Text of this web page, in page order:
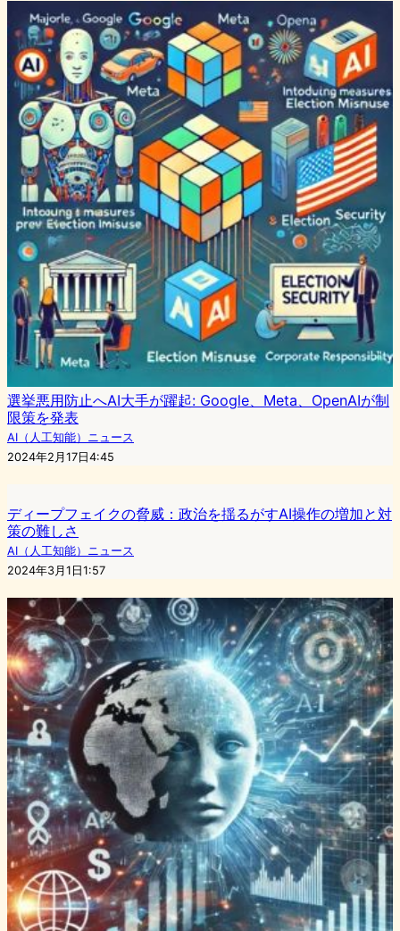
選挙悪用防止へAI大手が躍起: Google、Meta、OpenAIが制
限策を発表
AI（人工知能）ニュース
2024年2月17日4:45
ディープフェイクの脅威：政治を揺るがすAI操作の増加と対
策の難しさ
AI（人工知能）ニュース
2024年3月1日1:57